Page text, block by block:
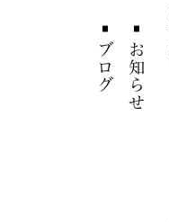
お知らせ
ブログ